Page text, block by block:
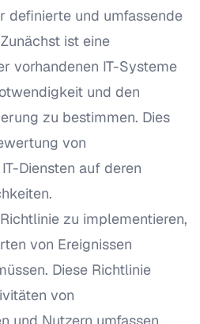
definierte und umfassende
ist eine
vorhandenen IT-Systeme
und den
zu bestimmen. Dies
von
Diensten auf deren
zu implementieren,
von Ereignissen
Diese Richtlinie
von